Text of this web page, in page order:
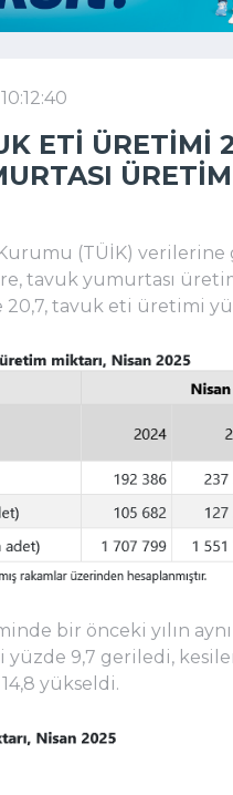
ETI ÜRETIMI
(TÜİK) verilerine
tavuk yumurtası
20,7, tavuk eti üretimi
bir önceki yılın
9,7 geriledi,
yükseldi.